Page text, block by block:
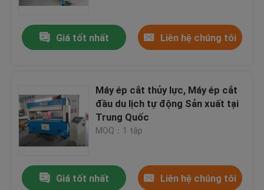
Giá tốt nhất Liên hệ chúng tôi
Máy ép cắt thủy lực, Máy ép cắt
đầu du lịch tự động Sản xuất tại
Trung Quốc
MOQ：1 tập
Giá tốt nhất Liên hệ chúng tôi